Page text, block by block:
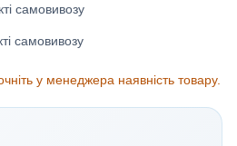
самовивозу
самовивозу
у менеджера наявність товару.